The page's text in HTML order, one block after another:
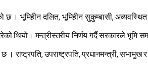
। भूमिहीन दलित, भूमिहीन सुकुम्बासी,
थियो। मन्त्रीस्तरीय निर्णय गर्दै सरकारले भूमि
राष्ट्रपति, उपराष्ट्रपति, प्रधानमन्त्री,